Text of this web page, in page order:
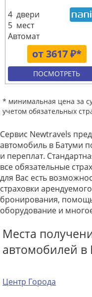
от 3617 ₽*
4 двери
5 мест
Автомат
ПОСМОТРЕТЬ
* минимальная цена за
учетом обязательных
Сервис Newtravels
автомобиль в Батуми
и переплат.
все обязательные
для Вас есть
страховки
бронирования,
оборудование и
Места
автомобилей в
Центр Города